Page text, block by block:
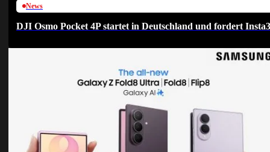
News
DJI Osmo Pocket 4P startet in Deutschland und fordert